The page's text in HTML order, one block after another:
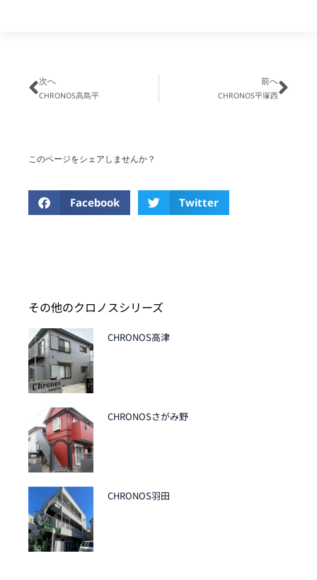
次へ
CHRONOS高島平
前へ
CHRONOS平塚西
このページをシェアしませんか？
Facebook Twitter
その他のクロノスシリーズ
CHRONOS高津
CHRONOSさがみ野
CHRONOS羽田